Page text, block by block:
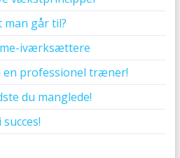
går til?
iværksættere
en professionel træner!
du manglede!